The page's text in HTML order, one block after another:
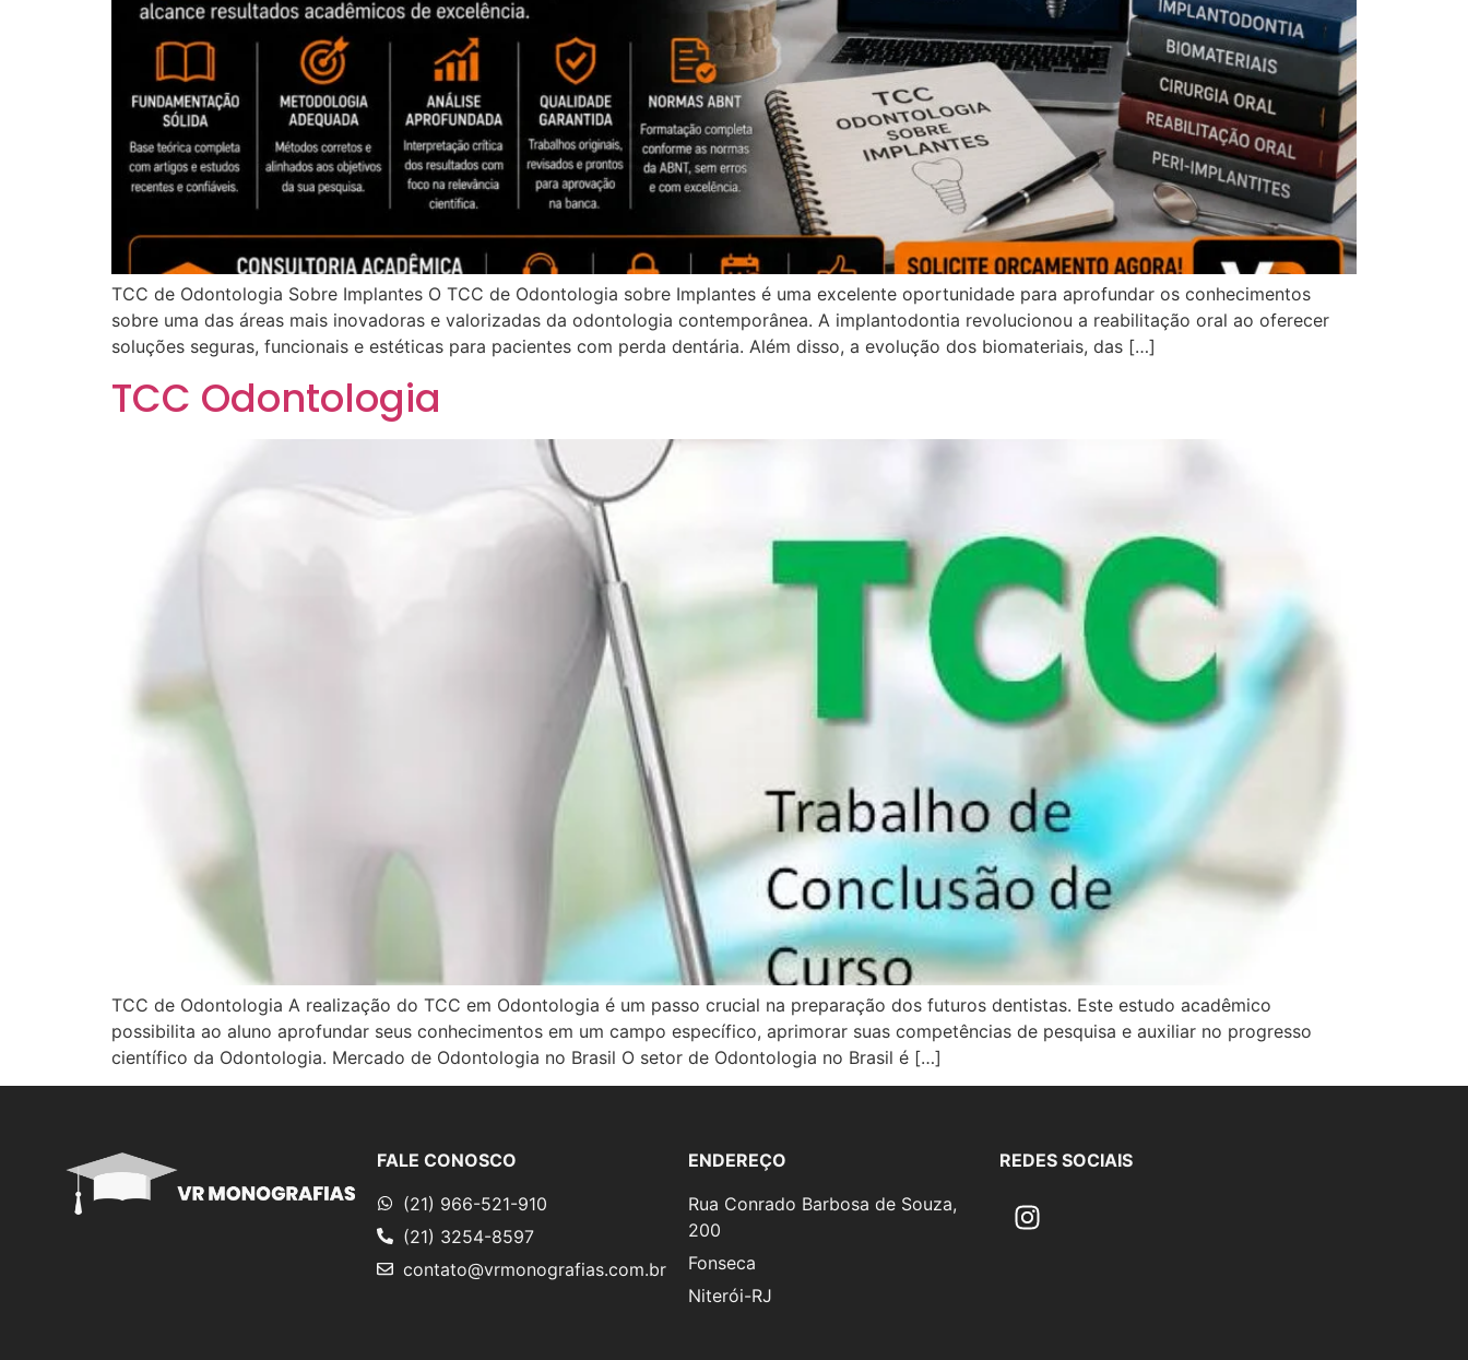
TCC de Odontologia Sobre Implantes O TCC de Odontologia sobre Implantes é uma excelente oportunidade para aprofundar os conhecimentos
sobre uma das áreas mais inovadoras e valorizadas da odontologia contemporânea. A implantodontia revolucionou a reabilitação oral ao oferecer
soluções seguras, funcionais e estéticas para pacientes com perda dentária. Além disso, a evolução dos biomateriais, das […]
TCC Odontologia
TCC de Odontologia A realização do TCC em Odontologia é um passo crucial na preparação dos futuros dentistas. Este estudo acadêmico
possibilita ao aluno aprofundar seus conhecimentos em um campo específico, aprimorar suas competências de pesquisa e auxiliar no progresso
científico da Odontologia. Mercado de Odontologia no Brasil O setor de Odontologia no Brasil é […]
FALE CONOSCO
(21) 966-521-910
(21) 3254-8597
contato@vrmonografias.com.br
ENDEREÇO
Rua Conrado Barbosa de Souza,
200
Fonseca
Niterói-RJ
REDES SOCIAIS